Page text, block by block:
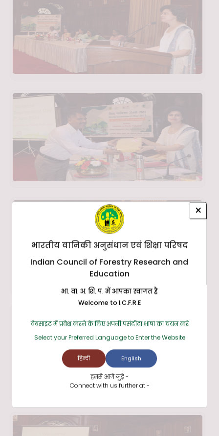
×
भारतीय वानिकी अनुसंधान एवं शिक्षा परिषद
Indian Council of Forestry Research and
Education
भा. वा. अ. शि. प. में आपका स्वागत है
Welcome to I.C.F.R.E
वेबसाइट में प्रवेश करने के लिए अपनी पसंदीदा भाषा का चयन करें
Select your Preferred Language to Enter the Website
हिन्दी English
हमसे आगे जुड़ें -
Connect with us further at -